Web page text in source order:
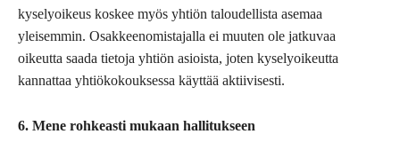
kyselyoikeus koskee myös yhtiön taloudellista asemaa
yleisemmin. Osakkeenomistajalla ei muuten ole jatkuvaa
oikeutta saada tietoja yhtiön asioista, joten kyselyoikeutta
kannattaa yhtiökokouksessa käyttää aktiivisesti.
6. Mene rohkeasti mukaan hallitukseen